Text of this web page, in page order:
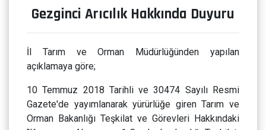
Gezginci Arıcılık Hakkında Duyuru
İl Tarım ve Orman Müdürlüğünden yapılan
açıklamaya göre;
10 Temmuz 2018 Tarihli ve 30474 Sayılı Resmi
Gazete'de yayımlanarak yürürlüğe giren Tarım ve
Orman Bakanlığı Teşkilat ve Görevleri Hakkındaki